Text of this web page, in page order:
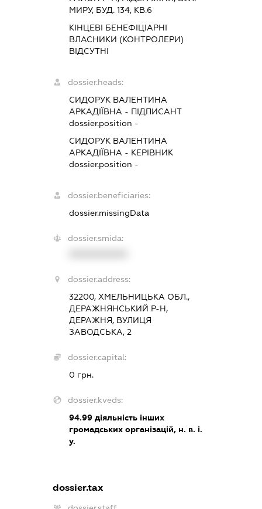
МИРУ, БУД. 134, КВ.6
КІНЦЕВІ БЕНЕФІЦІАРНІ
ВЛАСНИКИ (КОНТРОЛЕРИ)
ВІДСУТНІ
dossier.heads:
СИДОРУК ВАЛЕНТИНА
АРКАДІЇВНА - ПІДПИСАНТ
dossier.position -
СИДОРУК ВАЛЕНТИНА
АРКАДІЇВНА - КЕРІВНИК
dossier.position -
dossier.beneficiaries:
dossier.missingData
dossier.smida:
dossier.address:
32200, ХМЕЛЬНИЦЬКА ОБЛ.,
ДЕРАЖНЯНСЬКИЙ Р-Н,
ДЕРАЖНЯ, ВУЛИЦЯ
ЗАВОДСЬКА, 2
dossier.capital:
0 грн.
dossier.kveds:
94.99 діяльність інших
громадських організацій, н. в. і.
у.
dossier.tax